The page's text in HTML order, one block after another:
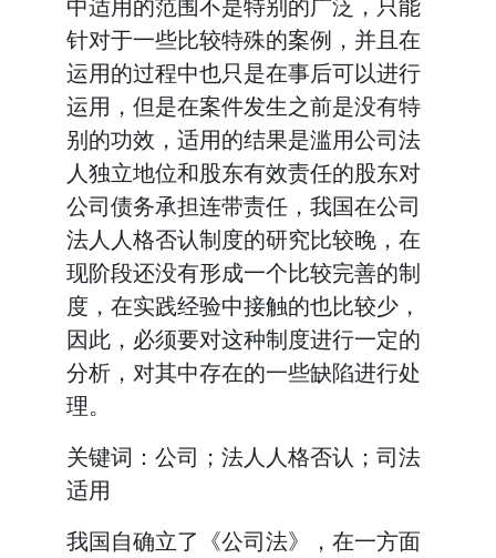
中适用的范围不是特别的广泛，只能
针对于一些比较特殊的案例，并且在
运用的过程中也只是在事后可以进行
运用，但是在案件发生之前是没有特
别的功效，适用的结果是滥用公司法
人独立地位和股东有效责任的股东对
公司债务承担连带责任，我国在公司
法人人格否认制度的研究比较晚，在
现阶段还没有形成一个比较完善的制
度，在实践经验中接触的也比较少，
因此，必须要对这种制度进行一定的
分析，对其中存在的一些缺陷进行处
理。
关键词：公司；法人人格否认；司法
适用
我国自确立了《公司法》，在一方面